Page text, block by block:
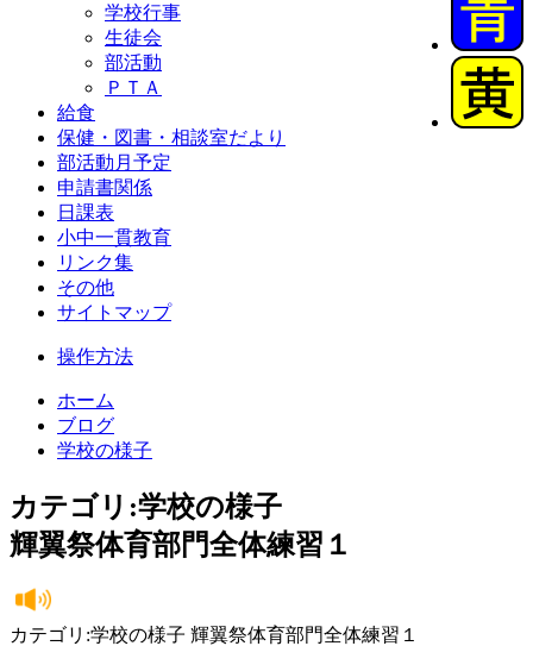
学校行事
生徒会
部活動
ＰＴＡ
給食
保健・図書・相談室だより
部活動月予定
申請書関係
日課表
小中一貫教育
リンク集
その他
サイトマップ
操作方法
ホーム
ブログ
学校の様子
カテゴリ:学校の様子
輝翼祭体育部門全体練習１
カテゴリ:学校の様子 輝翼祭体育部門全体練習１